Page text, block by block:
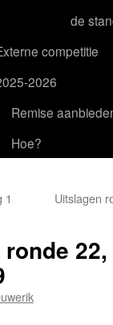
de
competitie
2026
Remise
Hoe?
1
Uitslagen